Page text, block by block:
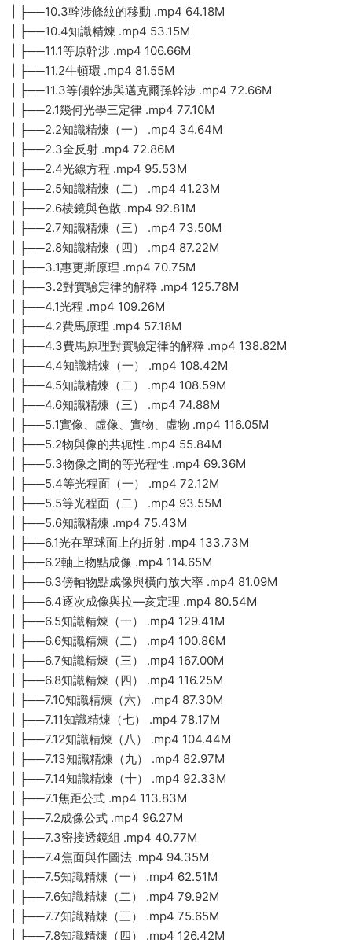
| ├──10.3幹涉條紋的移動 .mp4 64.18M
| ├──10.4知識精煉 .mp4 53.15M
| ├──11.1等原幹涉 .mp4 106.66M
| ├──11.2牛頓環 .mp4 81.55M
| ├──11.3等傾幹涉與邁克爾孫幹涉 .mp4 72.66M
| ├──2.1幾何光學三定律 .mp4 77.10M
| ├──2.2知識精煉（一） .mp4 34.64M
| ├──2.3全反射 .mp4 72.86M
| ├──2.4光線方程 .mp4 95.53M
| ├──2.5知識精煉（二） .mp4 41.23M
| ├──2.6棱鏡與色散 .mp4 92.81M
| ├──2.7知識精煉（三） .mp4 73.50M
| ├──2.8知識精煉（四） .mp4 87.22M
| ├──3.1惠更斯原理 .mp4 70.75M
| ├──3.2對實驗定律的解釋 .mp4 125.78M
| ├──4.1光程 .mp4 109.26M
| ├──4.2費馬原理 .mp4 57.18M
| ├──4.3費馬原理對實驗定律的解釋 .mp4 138.82M
| ├──4.4知識精煉（一） .mp4 108.42M
| ├──4.5知識精煉（二） .mp4 108.59M
| ├──4.6知識精煉（三） .mp4 74.88M
| ├──5.1實像、虛像、實物、虛物 .mp4 116.05M
| ├──5.2物與像的共轭性 .mp4 55.84M
| ├──5.3物像之間的等光程性 .mp4 69.36M
| ├──5.4等光程面（一） .mp4 72.12M
| ├──5.5等光程面（二） .mp4 93.55M
| ├──5.6知識精煉 .mp4 75.43M
| ├──6.1光在單球面上的折射 .mp4 133.73M
| ├──6.2軸上物點成像 .mp4 114.65M
| ├──6.3傍軸物點成像與橫向放大率 .mp4 81.09M
| ├──6.4逐次成像與拉—亥定理 .mp4 80.54M
| ├──6.5知識精煉（一） .mp4 129.41M
| ├──6.6知識精煉（二） .mp4 100.86M
| ├──6.7知識精煉（三） .mp4 167.00M
| ├──6.8知識精煉（四） .mp4 116.25M
| ├──7.10知識精煉（六） .mp4 87.30M
| ├──7.11知識精煉（七） .mp4 78.17M
| ├──7.12知識精煉（八） .mp4 104.44M
| ├──7.13知識精煉（九） .mp4 82.97M
| ├──7.14知識精煉（十） .mp4 92.33M
| ├──7.1焦距公式 .mp4 113.83M
| ├──7.2成像公式 .mp4 96.27M
| ├──7.3密接透鏡組 .mp4 40.77M
| ├──7.4焦面與作圖法 .mp4 94.35M
| ├──7.5知識精煉（一） .mp4 62.51M
| ├──7.6知識精煉（二） .mp4 79.92M
| ├──7.7知識精煉（三） .mp4 75.65M
| ├──7.8知識精煉（四） .mp4 126.42M